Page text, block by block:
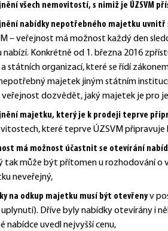
všech nemovitostí, s nimiž je ÚZSVM
nabídky nepotřebného majetku
– veřejnost má možnost každý den
nabízí. Konkrétně od 1. března 2016
státních organizací, které se řídí
majetek jiným státním
veřejnost dozvědět, jaký majetek je pro
majetku, který je k prodeji teprve
které teprve ÚZSVM
má možnost účastnit se otevírání
tak může být přítomen u rozhodování o
neveřejný,
na odkup majetku musí být otevřenyv
uplynutí). Dříve byly nabídky otevírány i
nabídce uvedl nejvyšší cenu,